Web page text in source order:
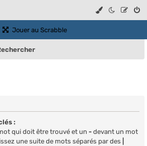
Jouer au Scrabble(Ouvre un nouvel onglet)
:
qui doit être trouvé et un - devant un mot
une suite de mots séparés par des